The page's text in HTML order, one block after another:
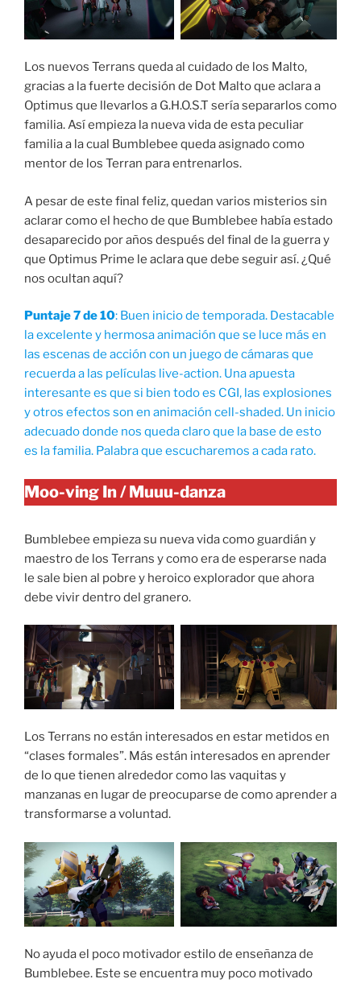
Los nuevos Terrans queda al cuidado de los Malto,
gracias a la fuerte decisión de Dot Malto que aclara a
Optimus que llevarlos a G.H.O.S.T sería separarlos como
familia. Así empieza la nueva vida de esta peculiar
familia a la cual Bumblebee queda asignado como
mentor de los Terran para entrenarlos.
A pesar de este final feliz, quedan varios misterios sin
aclarar como el hecho de que Bumblebee había estado
desaparecido por años después del final de la guerra y
que Optimus Prime le aclara que debe seguir así. ¿Qué
nos ocultan aquí?
Puntaje 7 de 10: Buen inicio de temporada. Destacable
la excelente y hermosa animación que se luce más en
las escenas de acción con un juego de cámaras que
recuerda a las películas live-action. Una apuesta
interesante es que si bien todo es CGI, las explosiones
y otros efectos son en animación cell-shaded. Un inicio
adecuado donde nos queda claro que la base de esto
es la familia. Palabra que escucharemos a cada rato.
Moo-ving In / Muuu-danza
Bumblebee empieza su nueva vida como guardián y
maestro de los Terrans y como era de esperarse nada
le sale bien al pobre y heroico explorador que ahora
debe vivir dentro del granero.
Los Terrans no están interesados en estar metidos en
“clases formales”. Más están interesados en aprender
de lo que tienen alrededor como las vaquitas y
manzanas en lugar de preocuparse de como aprender a
transformarse a voluntad.
No ayuda el poco motivador estilo de enseñanza de
Bumblebee. Este se encuentra muy poco motivado